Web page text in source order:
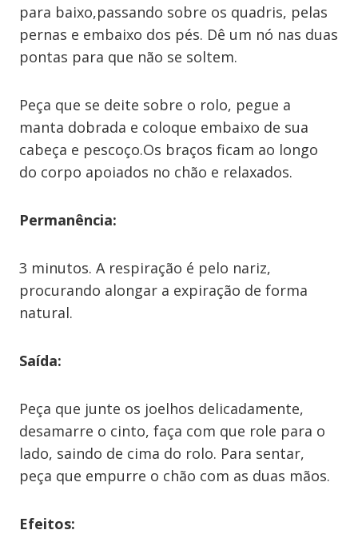
para baixo,passando sobre os quadris, pelas
pernas e embaixo dos pés. Dê um nó nas duas
pontas para que não se soltem.
Peça que se deite sobre o rolo, pegue a
manta dobrada e coloque embaixo de sua
cabeça e pescoço.Os braços ficam ao longo
do corpo apoiados no chão e relaxados.
Permanência:
3 minutos. A respiração é pelo nariz,
procurando alongar a expiração de forma
natural.
Saída:
Peça que junte os joelhos delicadamente,
desamarre o cinto, faça com que role para o
lado, saindo de cima do rolo. Para sentar,
peça que empurre o chão com as duas mãos.
Efeitos: